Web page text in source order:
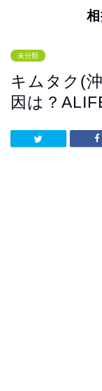
未分類
キムタク(
因は？